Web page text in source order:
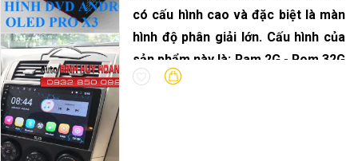
có cấu hình cao và đặc biệt là màn
hình độ phân giải lớn. Cấu hình của
sản phẩm này là: Ram 2G - Rom 32G
- vi xử lý 8 Core.